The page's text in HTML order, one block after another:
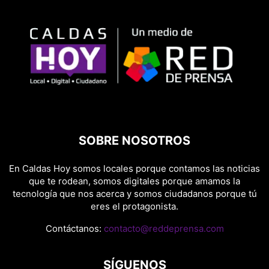
SOBRE NOSOTROS
En Caldas Hoy somos locales porque contamos las noticias
que te rodean, somos digitales porque amamos la
tecnología que nos acerca y somos ciudadanos porque tú
eres el protagonista.
Contáctanos: contacto@reddeprensa.com
SÍGUENOS